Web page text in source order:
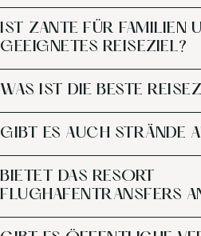
IST ZANTE FÜR FAMILIEN
GEEIGNETES REISEZIEL?
WAS IST DIE BESTE
GIBT ES AUCH STRÄNDE
BIETET DAS RESORT
FLUGHAFENTRANSFERS